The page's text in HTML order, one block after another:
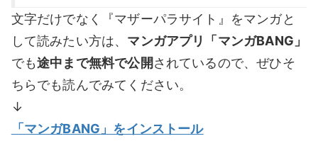
文字だけでなく『マザーパラサイト』をマンガと
して読みたい方は、 マンガアプリ「マンガBANG」
でも途中まで無料で公開されているので、ぜひそ
ちらでも読んでみてください。
↓
「マンガBANG 」をインストール